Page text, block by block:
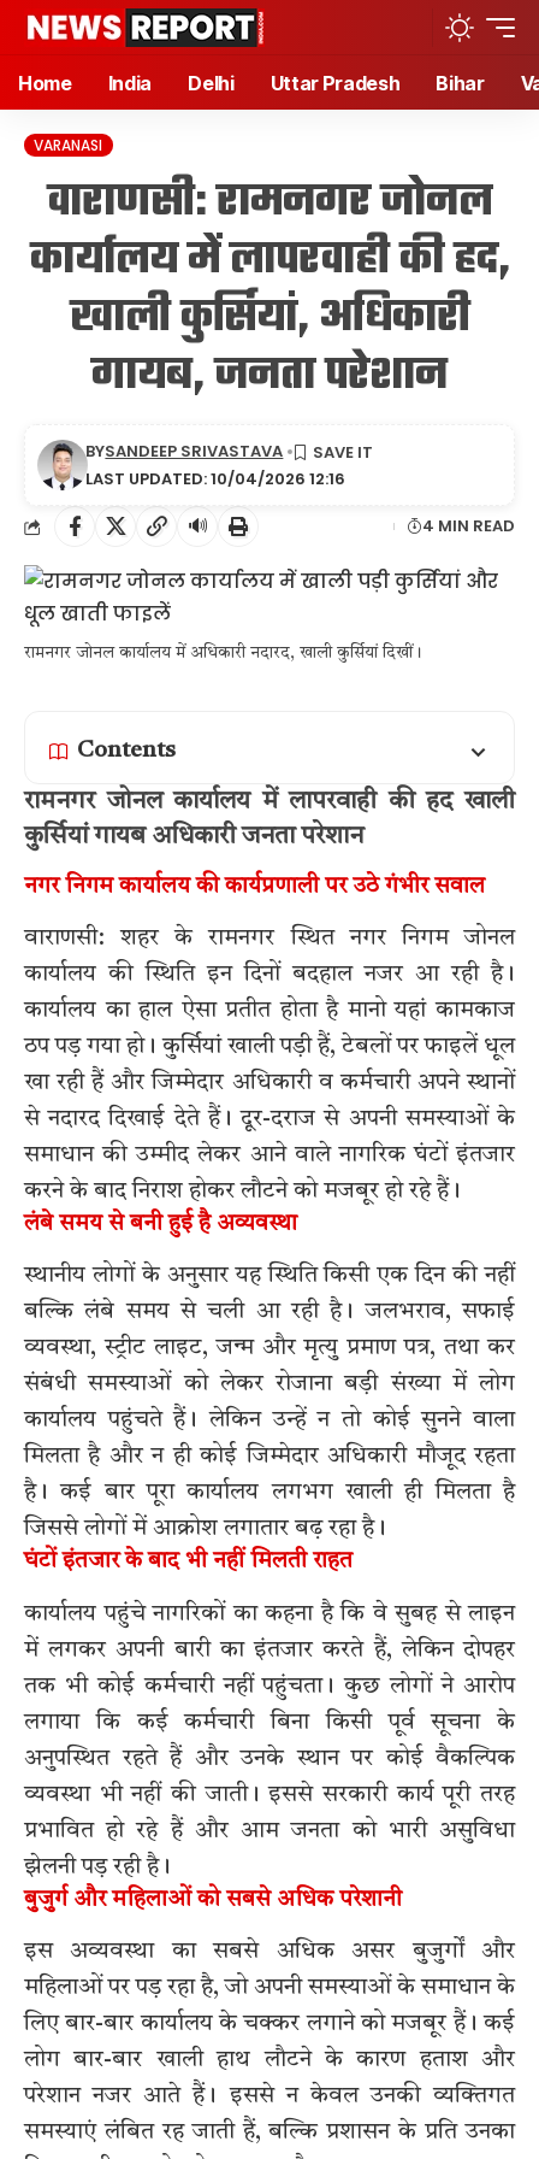
Home India Delhi Uttar Pradesh Bihar
VARANASI
वाराणसी: रामनगर जोनल
कार्यालय में लापरवाही की हद,
खाली कुर्सियां, अधिकारी
गायब, जनता परेशान
LAST UPDATED: 10/04/2026 12:16
BYSANDEEP SRIVASTAVA
🔊 4 MIN READ
रामनगर जोनल कार्यालय में अधिकारी नदारद, खाली कुर्सियां दिखीं।
Contents
रामनगर जोनल कार्यालय में लापरवाही की हद खाली
कुर्सियां गायब अधिकारी जनता परेशान
नगर निगम कार्यालय की कार्यप्रणाली पर उठे गंभीर सवाल
वाराणसी: शहर के रामनगर स्थित नगर निगम जोनल
कार्यालय की स्थिति इन दिनों बदहाल नजर आ रही है।
कार्यालय का हाल ऐसा प्रतीत होता है मानो यहां कामकाज
ठप पड़ गया हो। कुर्सियां खाली पड़ी हैं, टेबलों पर फाइलें धूल
खा रही हैं और जिम्मेदार अधिकारी व कर्मचारी अपने स्थानों
से नदारद दिखाई देते हैं। दूर-दराज से अपनी समस्याओं के
समाधान की उम्मीद लेकर आने वाले नागरिक घंटों इंतजार
करने के बाद निराश होकर लौटने को मजबूर हो रहे हैं।
लंबे समय से बनी हुई है अव्यवस्था
स्थानीय लोगों के अनुसार यह स्थिति किसी एक दिन की नहीं
बल्कि लंबे समय से चली आ रही है। जलभराव, सफाई
व्यवस्था, स्ट्रीट लाइट, जन्म और मृत्यु प्रमाण पत्र, तथा कर
संबंधी समस्याओं को लेकर रोजाना बड़ी संख्या में लोग
कार्यालय पहुंचते हैं। लेकिन उन्हें न तो कोई सुनने वाला
मिलता है और न ही कोई जिम्मेदार अधिकारी मौजूद रहता
है। कई बार पूरा कार्यालय लगभग खाली ही मिलता है
जिससे लोगों में आक्रोश लगातार बढ़ रहा है।
घंटों इंतजार के बाद भी नहीं मिलती राहत
कार्यालय पहुंचे नागरिकों का कहना है कि वे सुबह से लाइन
में लगकर अपनी बारी का इंतजार करते हैं, लेकिन दोपहर
तक भी कोई कर्मचारी नहीं पहुंचता। कुछ लोगों ने आरोप
लगाया कि कई कर्मचारी बिना किसी पूर्व सूचना के
अनुपस्थित रहते हैं और उनके स्थान पर कोई वैकल्पिक
व्यवस्था भी नहीं की जाती। इससे सरकारी कार्य पूरी तरह
प्रभावित हो रहे हैं और आम जनता को भारी असुविधा
झेलनी पड़ रही है।
बुजुर्ग और महिलाओं को सबसे अधिक परेशानी
इस अव्यवस्था का सबसे अधिक असर बुजुर्गों और
महिलाओं पर पड़ रहा है, जो अपनी समस्याओं के समाधान के
लिए बार-बार कार्यालय के चक्कर लगाने को मजबूर हैं। कई
लोग बार-बार खाली हाथ लौटने के कारण हताश और
परेशान नजर आते हैं। इससे न केवल उनकी व्यक्तिगत
समस्याएं लंबित रह जाती हैं, बल्कि प्रशासन के प्रति उनका